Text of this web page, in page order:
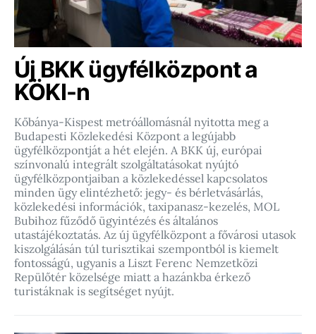
Új BKK ügyfélközpont a
KÖKI-n
Kőbánya-Kispest metróállomásnál nyitotta meg a
Budapesti Közlekedési Központ a legújabb
ügyfélközpontját a hét elején. A BKK új, európai
színvonalú integrált szolgáltatásokat nyújtó
ügyfélközpontjaiban a közlekedéssel kapcsolatos
minden ügy elintézhető: jegy- és bérletvásárlás,
közlekedési információk, taxipanasz-kezelés, MOL
Bubihoz fűződő ügyintézés és általános
utastájékoztatás. Az új ügyfélközpont a fővárosi utasok
kiszolgálásán túl turisztikai szempontból is kiemelt
fontosságú, ugyanis a Liszt Ferenc Nemzetközi
Repülőtér közelsége miatt a hazánkba érkező
turistáknak is segítséget nyújt.